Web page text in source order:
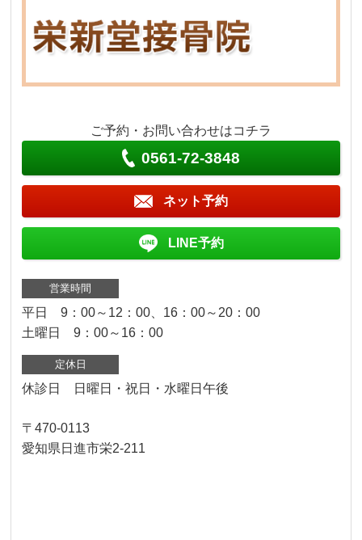
ご予約・お問い合わせはコチラ
0561-72-3848
ネット予約
LINE予約
営業時間
平日 9：00～12：00、16：00～20：00
土曜日 9：00～16：00
定休日
休診日 日曜日・祝日・水曜日午後
〒470-0113
愛知県日進市栄2-211